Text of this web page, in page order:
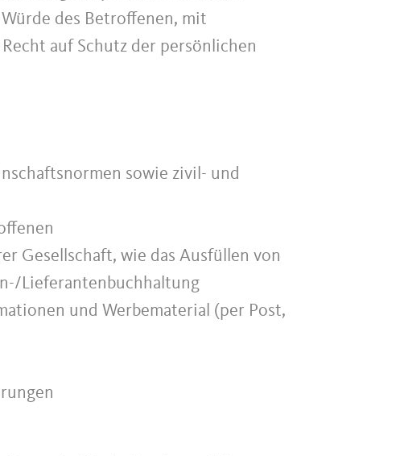
des Betroffenen, mit
auf Schutz der persönlichen
sowie zivil- und
Gesellschaft, wie das Ausfüllen von
Lieferantenbuchhaltung
und Werbematerial (per Post,